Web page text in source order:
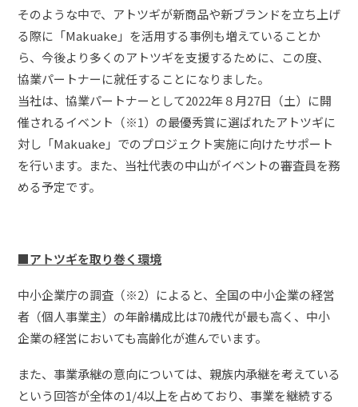
そのような中で、アトツギが新商品や新ブランドを立ち上げ
る際に「Makuake」を活用する事例も増えていることか
ら、今後より多くのアトツギを支援するために、この度、
協業パートナーに就任することになりました。
当社は、協業パートナーとして2022年８月27日（土）に開
催されるイベント（※1）の最優秀賞に選ばれたアトツギに
対し「Makuake」でのプロジェクト実施に向けたサポート
を行います。また、当社代表の中山がイベントの審査員を務
める予定です。
■アトツギを取り巻く環境
中小企業庁の調査（※2）によると、全国の中小企業の経営
者（個人事業主）の年齢構成比は70歳代が最も高く、中小
企業の経営においても高齢化が進んでいます。
また、事業承継の意向については、親族内承継を考えている
という回答が全体の1/4以上を占めており、事業を継続する